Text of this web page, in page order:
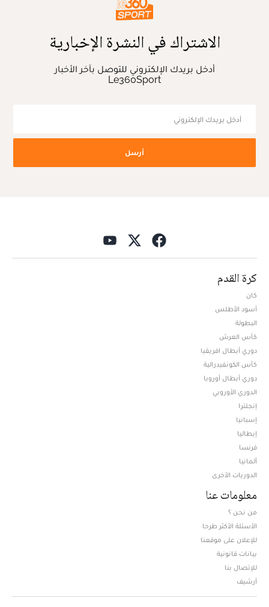
الاشتراك في النشرة الإخبارية
أدخل بريدك الإلكتروني للتوصل بآخر الأخبار
Le360Sport
أرسل
كرة القدم
كان
أسود الأطلس
البطولة
كأس العرش
دوري أبطال افريقيا
كأس الكونفيدرالية
دوري أبطال أوروبا
الدوري الأوروبي
إنجلترا
إسبانيا
إيطاليا
فرنسا
ألمانيا
الدوريات الأخرى
معلومات عنا
من نحن ؟
الأسئلة الأكثر طرحا
للإعلان على موقعنا
بيانات قانونية
للإتصال بنا
أرشيف